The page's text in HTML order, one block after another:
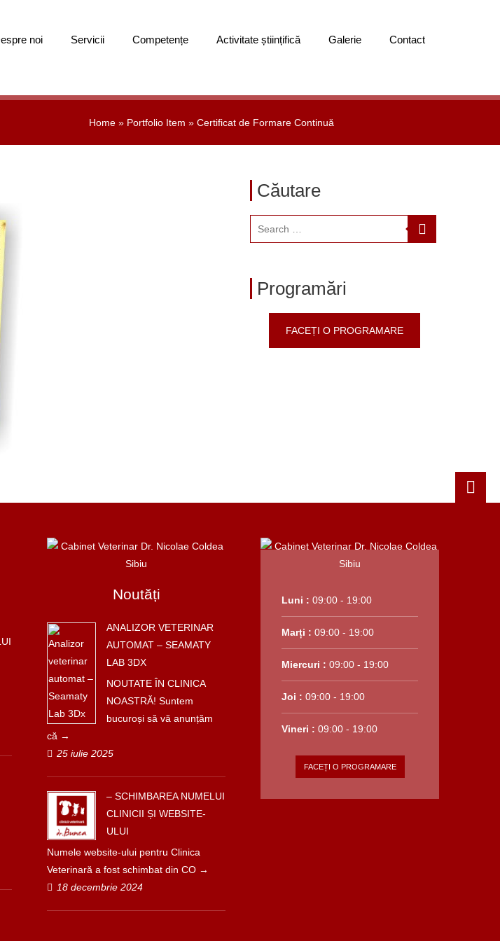
noi Servicii Competențe Activitate științifică Galerie Contact
Home » Portfolio Item » Certificat de Formare Continuă
Căutare
Programări
FACEȚI O PROGRAMARE
Noutăți
ANALIZOR VETERINAR
AUTOMAT – SEAMATY
LAB 3DX
NOUTATE ÎN CLINICA
NOASTRĂ! Suntem
bucuroși să vă anunțăm
că
25 iulie 2025
– SCHIMBAREA NUMELUI
CLINICII ȘI WEBSITE-
ULUI
Numele website-ului pentru Clinica
Veterinară a fost schimbat din CO
18 decembrie 2024
Luni : 09:00 - 19:00
Marți : 09:00 - 19:00
Miercuri : 09:00 - 19:00
Joi : 09:00 - 19:00
Vineri : 09:00 - 19:00
FACEȚI O PROGRAMARE